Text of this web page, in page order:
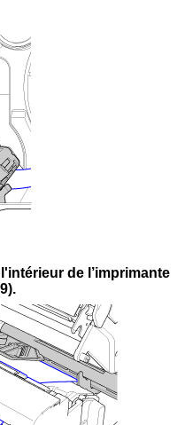
de l’imprimante